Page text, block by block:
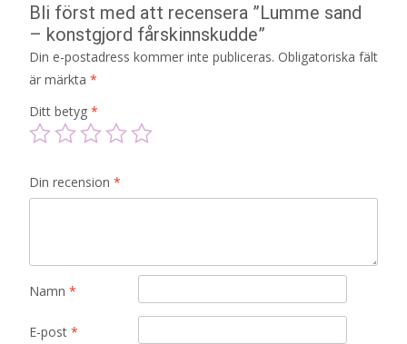
Bli först med att recensera ”Lumme sand
– konstgjord fårskinnskudde”
Din e-postadress kommer inte publiceras. Obligatoriska fält
är märkta *
Ditt betyg *
Din recension *
Namn *
E-post *